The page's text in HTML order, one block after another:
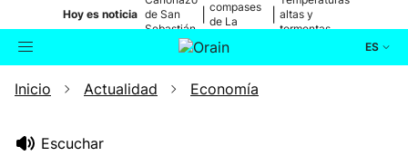
Hoy es noticia de San
Sebastián
compases
de La
altas y
tormentas
ES
Buscador Actualidad
Inicio Actualidad Economía
Escuchar